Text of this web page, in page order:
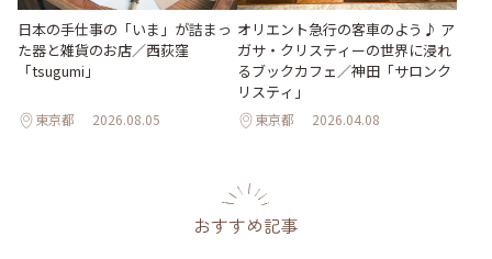
日本の手仕事の「いま」が詰まっ
た器と雑貨のお店／西荻窪
「tsugumi」
東京都 2026.08.05
オリエント急行の客車のよう♪ ア
ガサ・クリスティーの世界に浸れ
るブックカフェ／神田「サロンク
リスティ」
東京都 2026.04.08
おすすめ記事